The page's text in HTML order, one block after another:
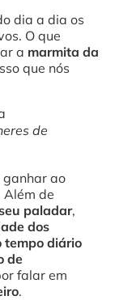
dia a dia os
O que
a marmita da
que nós
de
ganhar ao
Além de
paladar,
dos
tempo diário
de
falar em
.